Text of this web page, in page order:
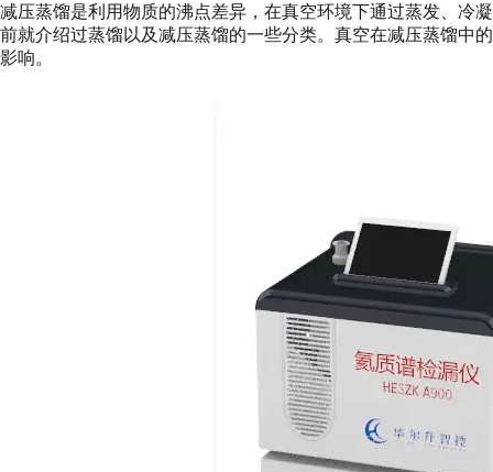
减压蒸馏是利用物质的沸点差异，在真空环境下通过蒸发、冷
前就介绍过蒸馏以及减压蒸馏的一些分类。真空在减压蒸馏中
影响。